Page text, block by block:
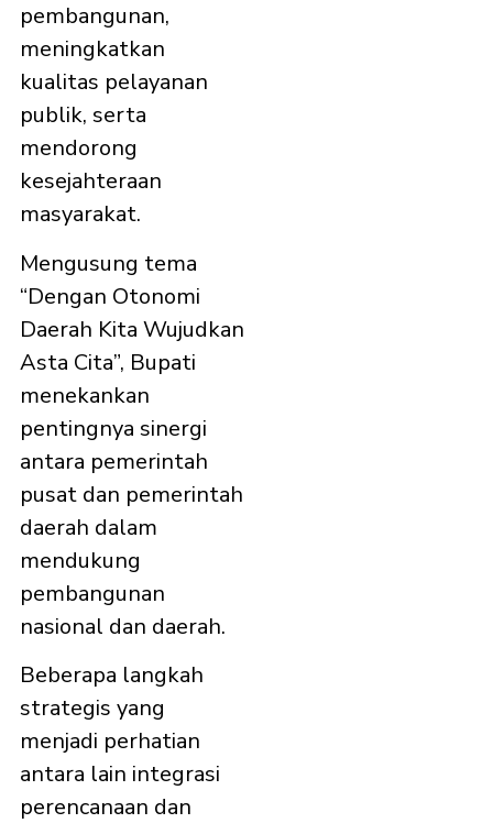
pembangunan,
meningkatkan
kualitas pelayanan
publik, serta
mendorong
kesejahteraan
masyarakat.
Mengusung tema
“Dengan Otonomi
Daerah Kita Wujudkan
Asta Cita”, Bupati
menekankan
pentingnya sinergi
antara pemerintah
pusat dan pemerintah
daerah dalam
mendukung
pembangunan
nasional dan daerah.
Beberapa langkah
strategis yang
menjadi perhatian
antara lain integrasi
perencanaan dan